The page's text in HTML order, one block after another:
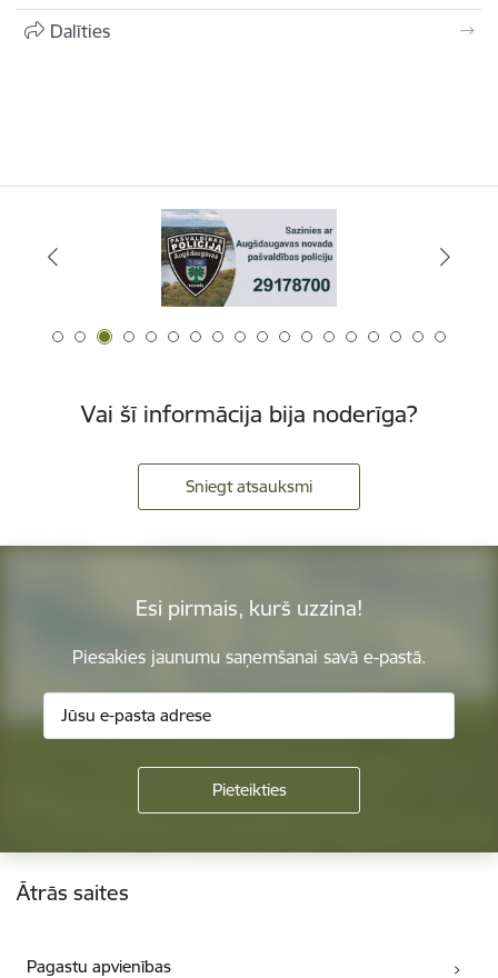
Dalīties
Vai šī informācija bija noderīga?
Sniegt atsauksmi
Esi pirmais, kurš uzzina!
Piesakies jaunumu saņemšanai savā e-pastā.
Kājene
Ātrās saites
Pagastu apvienības